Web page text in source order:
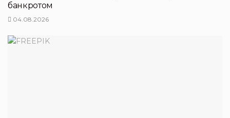
банкротом
04.08.2026